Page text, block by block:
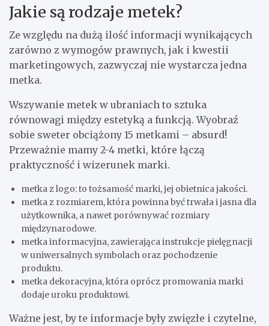
Jakie są rodzaje metek?
Ze względu na dużą ilość informacji wynikających
zarówno z wymogów prawnych, jak i kwestii
marketingowych, zazwyczaj nie wystarcza jedna
metka.
Wszywanie metek w ubraniach to sztuka
równowagi między estetyką a funkcją. Wyobraź
sobie sweter obciążony 15 metkami – absurd!
Przeważnie mamy 2-4 metki, które łączą
praktyczność i wizerunek marki.
metka z logo: to tożsamość marki, jej obietnica jakości.
metka z rozmiarem, która powinna być trwała i jasna dla
użytkownika, a nawet porównywać rozmiary
międzynarodowe.
metka informacyjna, zawierająca instrukcje pielęgnacji
w uniwersalnych symbolach oraz pochodzenie
produktu.
metka dekoracyjna, która oprócz promowania marki
dodaje uroku produktowi.
Ważne jest, by te informacje były zwięzłe i czytelne,